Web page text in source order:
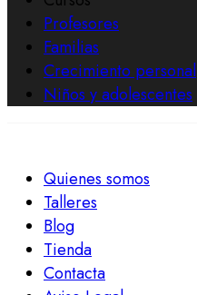
Profesores
Familias
Crecimiento personal
Niños y adolescentes
Quienes somos
Talleres
Blog
Tienda
Contacta